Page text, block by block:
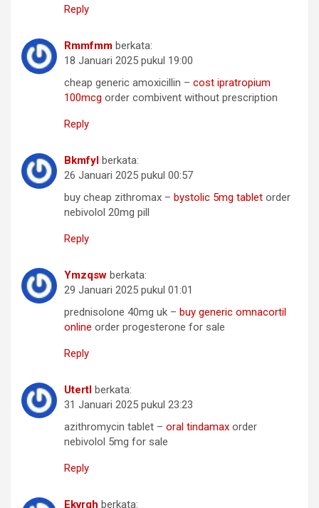
Reply
Rmmfmm berkata:
18 Januari 2025 pukul 19:00
cheap generic amoxicillin – cost ipratropium
100mcg order combivent without prescription
Reply
Bkmfyl berkata:
26 Januari 2025 pukul 00:57
buy cheap zithromax – bystolic 5mg tablet order
nebivolol 20mg pill
Reply
Ymzqsw berkata:
29 Januari 2025 pukul 01:01
prednisolone 40mg uk – buy generic omnacortil
online order progesterone for sale
Reply
Utertl berkata:
31 Januari 2025 pukul 23:23
azithromycin tablet – oral tindamax order
nebivolol 5mg for sale
Reply
Ekvrqh berkata: